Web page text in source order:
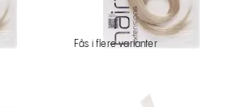
Fås i flere varianter